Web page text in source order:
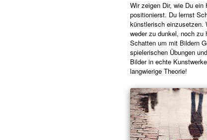
Wir zeigen Dir, wie Du
positionierst. Du lernst
künstlerisch einzusetzen.
weder zu dunkel, noch zu
Schatten um mit Bildern
spielerischen Übungen
Bilder in echte
langwierige Theorie!